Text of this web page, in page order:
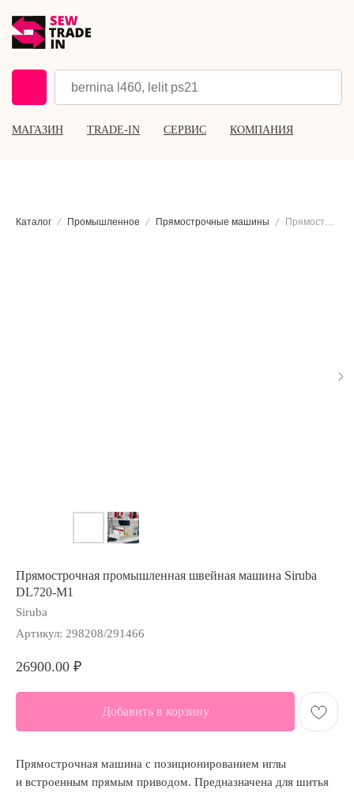
МАГАЗИН TRADE-IN СЕРВИС КОМПАНИЯ
Каталог Промышленное Прямострочные машины
Прямострочная промышленная швейная машина Siruba
DL720-M1
Siruba
Артикул: 298208/291466
26900.00 ₽
Добавить в корзину
Прямострочная машина с позиционированием иглы
и встроенным прямым приводом. Предназначена для шитья